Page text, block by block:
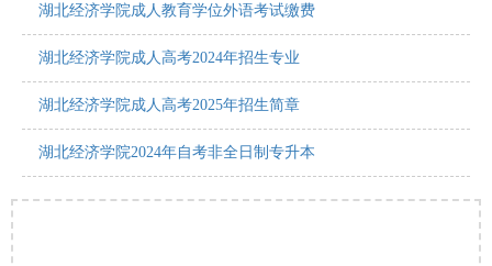
湖北经济学院成人教育学位外语考试缴费
湖北经济学院成人高考2024年招生专业
湖北经济学院成人高考2025年招生简章
湖北经济学院2024年自考非全日制专升本